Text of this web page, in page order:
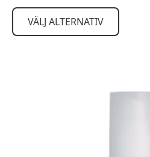
99,00 kr
419,00 kr
VÄLJ ALTERNATIV
Den
produkten